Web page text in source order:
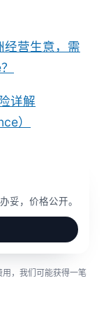
经营生意，需
详解
）
妥，价格公开。
，我们可能获得一笔